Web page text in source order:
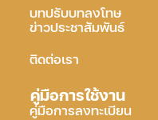
บทปรับบทลงโทษ
ข่าวประชาสัมพันธ์
ติดต่อเรา
คู่มือการใช้งาน
คู่มือการลงทะเบียน